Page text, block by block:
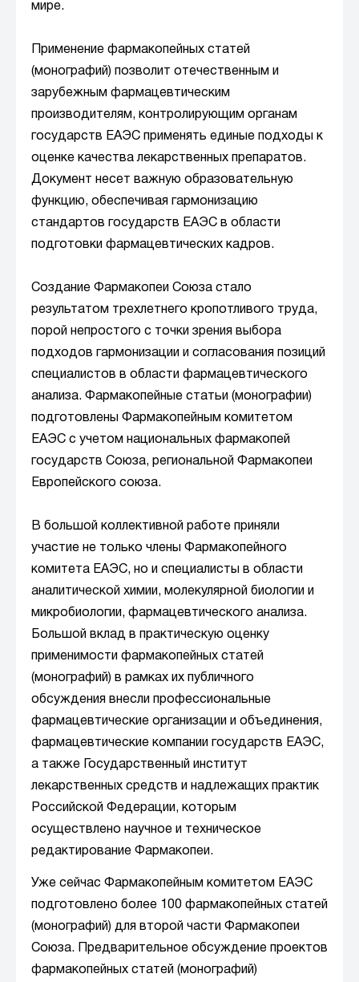
мире.
Применение фармакопейных статей
(монографий) позволит отечественным и
зарубежным фармацевтическим
производителям, контролирующим органам
государств ЕАЭС применять единые подходы к
оценке качества лекарственных препаратов.
Документ несет важную образовательную
функцию, обеспечивая гармонизацию
стандартов государств ЕАЭС в области
подготовки фармацевтических кадров.
Создание Фармакопеи Союза стало
результатом трехлетнего кропотливого труда,
порой непростого с точки зрения выбора
подходов гармонизации и согласования позиций
специалистов в области фармацевтического
анализа. Фармакопейные статьи (монографии)
подготовлены Фармакопейным комитетом
ЕАЭС с учетом национальных фармакопей
государств Союза, региональной Фармакопеи
Европейского союза.
В большой коллективной работе приняли
участие не только члены Фармакопейного
комитета ЕАЭС, но и специалисты в области
аналитической химии, молекулярной биологии и
микробиологии, фармацевтического анализа.
Большой вклад в практическую оценку
применимости фармакопейных статей
(монографий) в рамках их публичного
обсуждения внесли профессиональные
фармацевтические организации и объединения,
фармацевтические компании государств ЕАЭС,
а также Государственный институт
лекарственных средств и надлежащих практик
Российской Федерации, которым
осуществлено научное и техническое
редактирование Фармакопеи.
Уже сейчас Фармакопейным комитетом ЕАЭС
подготовлено более 100 фармакопейных статей
(монографий) для второй части Фармакопеи
Союза. Предварительное обсуждение проектов
фармакопейных статей (монографий)